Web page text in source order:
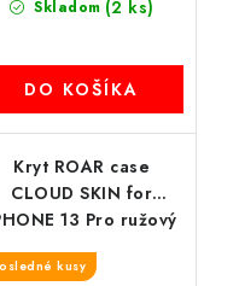
Skladom (2 ks)
DO KOŠÍKA
Kryt ROAR case
CLOUD SKIN for
13 Pro ružový
kusy